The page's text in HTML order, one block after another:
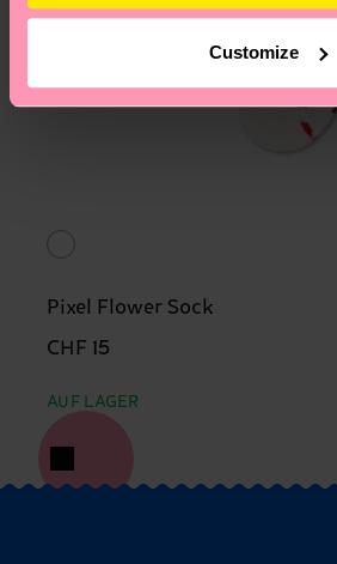
Customize
Pixel Flower Sock
CHF 15
AUF LAGER